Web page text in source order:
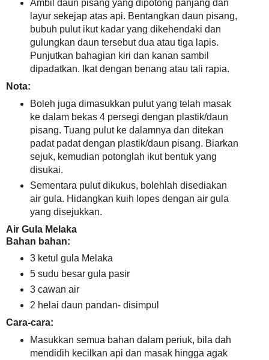
Ambil daun pisang yang dipotong panjang dan
layur sekejap atas api. Bentangkan daun pisang,
bubuh pulut ikut kadar yang dikehendaki dan
gulungkan daun tersebut dua atau tiga lapis.
Punjutkan bahagian kiri dan kanan sambil
dipadatkan. Ikat dengan benang atau tali rapia.
Nota:
Boleh juga dimasukkan pulut yang telah masak
ke dalam bekas 4 persegi dengan plastik/daun
pisang. Tuang pulut ke dalamnya dan ditekan
padat padat dengan plastik/daun pisang. Biarkan
sejuk, kemudian potonglah ikut bentuk yang
disukai.
Sementara pulut dikukus, bolehlah disediakan
air gula. Hidangkan kuih lopes dengan air gula
yang disejukkan.
Air Gula Melaka
Bahan bahan:
3 ketul gula Melaka
5 sudu besar gula pasir
3 cawan air
2 helai daun pandan- disimpul
Cara-cara:
Masukkan semua bahan dalam periuk, bila dah
mendidih kecilkan api dan masak hingga agak